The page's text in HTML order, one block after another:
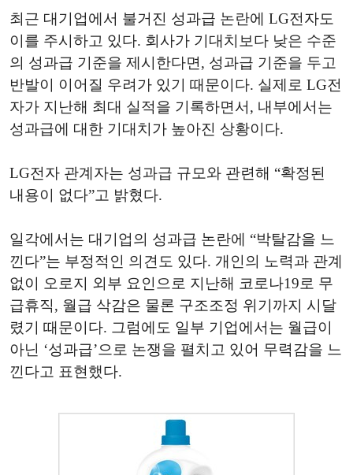
최근 대기업에서 불거진 성과급 논란에 LG전자도
이를 주시하고 있다. 회사가 기대치보다 낮은 수준
의 성과급 기준을 제시한다면, 성과급 기준을 두고
반발이 이어질 우려가 있기 때문이다. 실제로 LG전
자가 지난해 최대 실적을 기록하면서, 내부에서는
성과급에 대한 기대치가 높아진 상황이다.
LG전자 관계자는 성과급 규모와 관련해 “확정된
내용이 없다”고 밝혔다.
일각에서는 대기업의 성과급 논란에 “박탈감을 느
낀다”는 부정적인 의견도 있다. 개인의 노력과 관계
없이 오로지 외부 요인으로 지난해 코로나19로 무
급휴직, 월급 삭감은 물론 구조조정 위기까지 시달
렸기 때문이다. 그럼에도 일부 기업에서는 월급이
아닌 ‘성과급’으로 논쟁을 펼치고 있어 무력감을 느
낀다고 표현했다.